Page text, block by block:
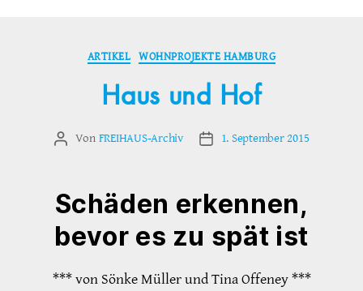
Kategorien
ARTIKEL WOHNPROJEKTE HAMBURG
Haus und Hof
Beitragsautor
Von FREIHAUS-Archiv Veröffentlichungsdatum
1. September 2015
Schäden erkennen,
bevor es zu spät ist
*** von Sönke Müller und Tina Offeney ***